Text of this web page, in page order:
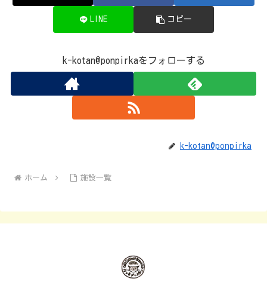
LINE コピー
k-kotan@ponpirkaをフォローする
k-kotan@ponpirka
ホーム 施設一覧